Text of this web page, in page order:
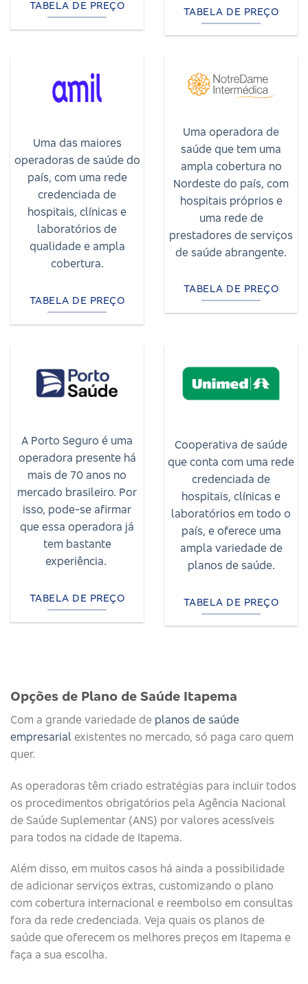
TABELA DE PREÇO TABELA DE PREÇO
Uma das maiores
operadoras de saúde do
país, com uma rede
credenciada de
hospitais, clínicas e
laboratórios de
qualidade e ampla
cobertura.
TABELA DE PREÇO
Uma operadora de
saúde que tem uma
ampla cobertura no
Nordeste do país, com
hospitais próprios e
uma rede de
prestadores de serviços
de saúde abrangente.
TABELA DE PREÇO
A Porto Seguro é uma
operadora presente há
mais de 70 anos no
mercado brasileiro. Por
isso, pode-se afirmar
que essa operadora já
tem bastante
experiência.
TABELA DE PREÇO
Cooperativa de saúde
que conta com uma rede
credenciada de
hospitais, clínicas e
laboratórios em todo o
país, e oferece uma
ampla variedade de
planos de saúde.
TABELA DE PREÇO
Opções de Plano de Saúde Itapema
Com a grande variedade de planos de saúde
empresarial existentes no mercado, só paga caro quem
quer.
As operadoras têm criado estratégias para incluir todos
os procedimentos obrigatórios pela Agência Nacional
de Saúde Suplementar (ANS) por valores acessíveis
para todos na cidade de Itapema.
Além disso, em muitos casos há ainda a possibilidade
de adicionar serviços extras, customizando o plano
com cobertura internacional e reembolso em consultas
fora da rede credenciada. Veja quais os planos de
saúde que oferecem os melhores preços em Itapema e
faça a sua escolha.